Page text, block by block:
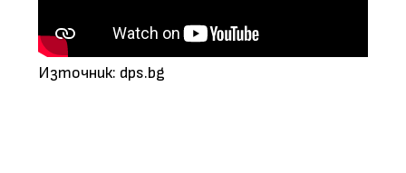
Източник: dps.bg